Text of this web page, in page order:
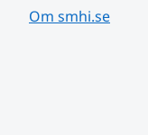
Om smhi.se